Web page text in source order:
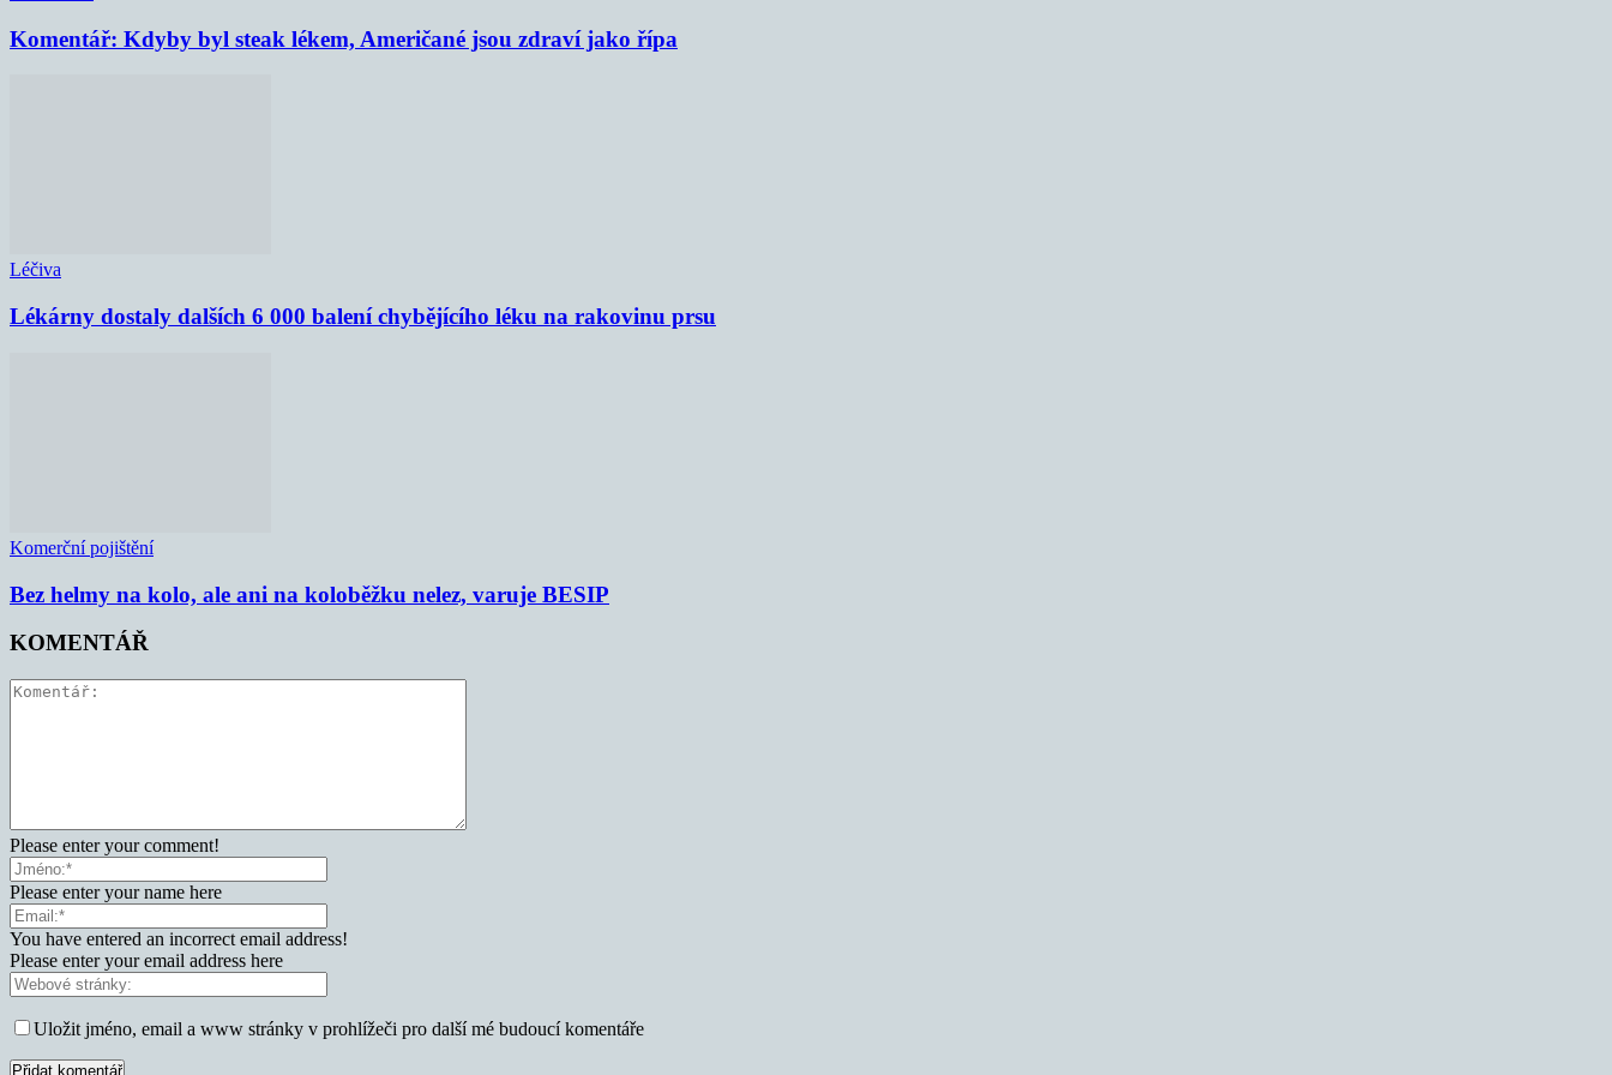
Komentář: Kdyby byl steak lékem, Američané jsou zdraví jako řípa
Léčiva
Lékárny dostaly dalších 6 000 balení chybějícího léku na rakovinu prsu
Komerční pojištění
Bez helmy na kolo, ale ani na koloběžku nelez, varuje BESIP
KOMENTÁŘ
Please enter your comment!
Please enter your name here
You have entered an incorrect email address!
Please enter your email address here
Uložit jméno, email a www stránky v prohlížeči pro další mé budoucí komentáře